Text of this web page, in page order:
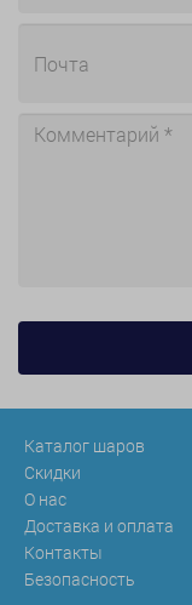
Каталог шаров
Скидки
О нас
Доставка и оплата
Контакты
Безопасность